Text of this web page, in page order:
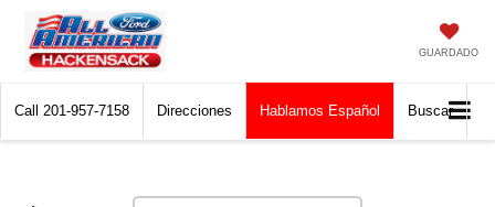
GUARDADO
Call 201-957-7158 Direcciones Hablamos Español Buscar